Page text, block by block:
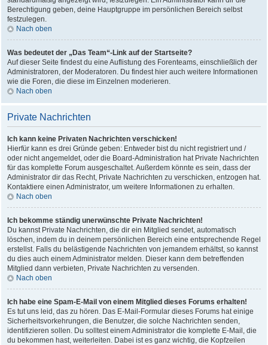
Berechtigung geben, deine Hauptgruppe im persönlichen Bereich selbst
festzulegen.
Nach oben
Was bedeutet der „Das Team“-Link auf der Startseite?
Auf dieser Seite findest du eine Auflistung des Forenteams, einschließlich der
Administratoren, der Moderatoren. Du findest hier auch weitere Informationen
wie die Foren, die diese im Einzelnen moderieren.
Nach oben
Private Nachrichten
Ich kann keine Privaten Nachrichten verschicken!
Hierfür kann es drei Gründe geben: Entweder bist du nicht registriert und /
oder nicht angemeldet, oder die Board-Administration hat Private Nachrichten
für das komplette Forum ausgeschaltet. Außerdem könnte es sein, dass der
Administrator dir das Recht, Private Nachrichten zu verschicken, entzogen hat.
Kontaktiere einen Administrator, um weitere Informationen zu erhalten.
Nach oben
Ich bekomme ständig unerwünschte Private Nachrichten!
Du kannst Private Nachrichten, die dir ein Mitglied sendet, automatisch
löschen, indem du in deinem persönlichen Bereich eine entsprechende Regel
erstellst. Falls du belästigende Nachrichten von jemandem erhältst, so kannst
du dies auch einem Administrator melden. Dieser kann dem betreffenden
Mitglied dann verbieten, Private Nachrichten zu versenden.
Nach oben
Ich habe eine Spam-E-Mail von einem Mitglied dieses Forums erhalten!
Es tut uns leid, das zu hören. Das E-Mail-Formular dieses Forums hat einige
Sicherheitsvorkehrungen, die Benutzer, die solche Nachrichten senden,
identifizieren sollen. Du solltest einem Administrator die komplette E-Mail, die
du bekommen hast, weiterleiten. Dabei ist es ganz wichtig, die Kopfzeilen